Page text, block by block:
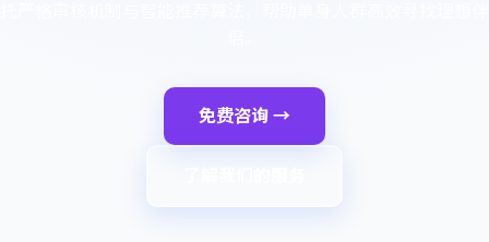
免费咨询 →